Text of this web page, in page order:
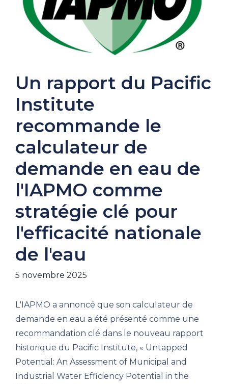
Un rapport du Pacific
Institute
recommande le
calculateur de
demande en eau de
l'IAPMO comme
stratégie clé pour
l'efficacité nationale
de l'eau
5 novembre 2025
L'IAPMO a annoncé que son calculateur de
demande en eau a été présenté comme une
recommandation clé dans le nouveau rapport
historique du Pacific Institute, « Untapped
Potential: An Assessment of Municipal and
Industrial Water Efficiency Potential in the